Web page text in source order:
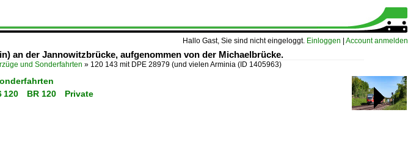
Hallo Gast, Sie sind nicht eingeloggt. Einloggen Account anmelden
an der Jannowitzbrücke, aufgenommen von der Michaelbrücke.
und Sonderfahrten » 120 143 mit DPE 28979 (und vielen Arminia (ID 1405963)
120 BR 120 Private